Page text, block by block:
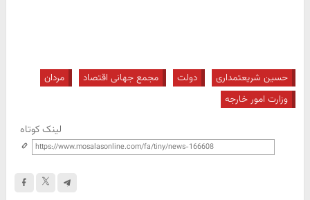
حسین شریعتمداری دولت مجمع جهانی اقتصاد
مردان
وزارت امور خارجه
لینک کوتاه